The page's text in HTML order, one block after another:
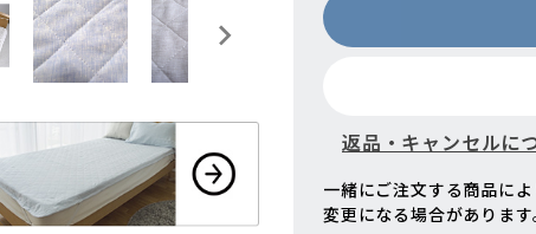
返品・キャンセルに
一緒にご注文する商品に
変更になる場合があります